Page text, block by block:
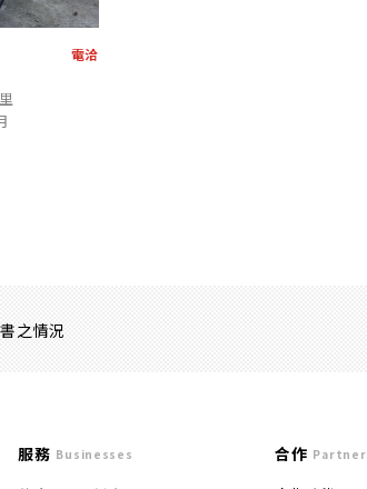
電洽
之情況
服務 Businesses 合作 Partner